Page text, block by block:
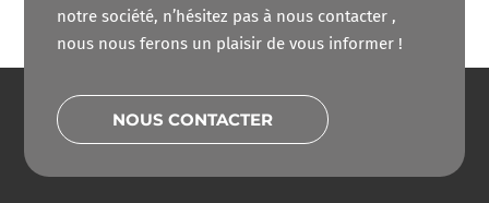
notre société, n’hésitez pas à nous contacter ,
nous nous ferons un plaisir de vous informer !
NOUS CONTACTER